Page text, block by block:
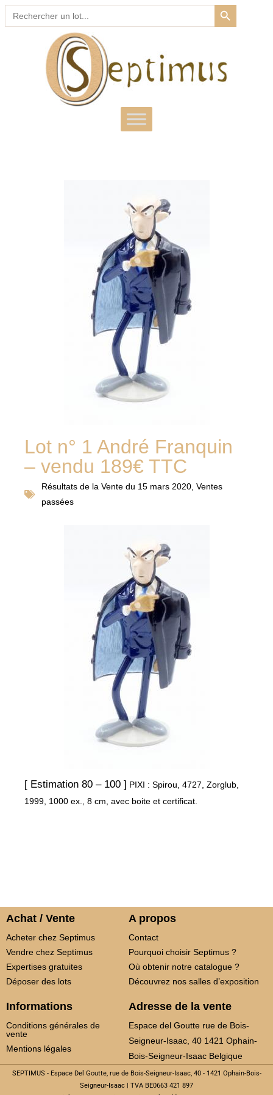
Search
for:
SEARCH BUTTON
Lot n° 1 André Franquin
– vendu 189€ TTC
Résultats de la Vente du 15 mars 2020 Ventes
passées
[ Estimation 80 – 100 ] PIXI : Spirou, 4727, Zorglub,
1999, 1000 ex., 8 cm, avec boite et certificat.
Achat / Vente
Acheter chez Septimus
Vendre chez Septimus
Expertises gratuites
Déposer des lots
A propos
Contact
Pourquoi choisir Septimus ?
Où obtenir notre catalogue ?
Découvrez nos salles d’exposition
Informations
Conditions générales de
vente
Mentions légales
Adresse de la vente
Espace del Goutte rue de Bois-
Seigneur-Isaac, 40 1421 Ophain-
Bois-Seigneur-Isaac Belgique
SEPTIMUS - Espace Del Goutte, rue de Bois-Seigneur-Isaac, 40 - 1421 Ophain-Bois-
Seigneur-Isaac | TVA BE0663 421 897